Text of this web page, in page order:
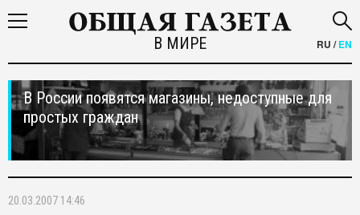
В МИРЕ RU /EN
В России появятся магазины, недоступные для
простых граждан
20.03.2007 14:46